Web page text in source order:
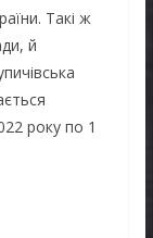
Такі ж
й
року по 1